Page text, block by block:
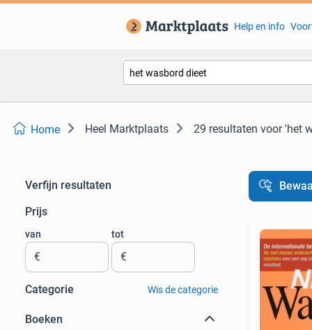
Help en info
Home Heel Marktplaats 29 resultaten voor 'het
Verfijn resultaten
Prijs
van
€
tot
€
Categorie Wis de categorie
Boeken